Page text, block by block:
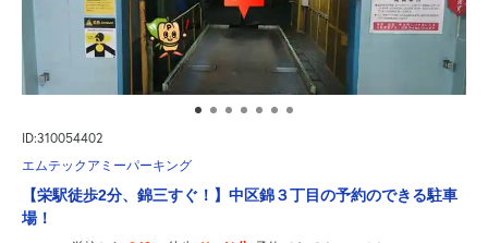
ID:310054402
エムテックアミーパーキング
【栄駅徒歩2分、錦三すぐ！】中区錦３丁目の予約のできる駐車
場！